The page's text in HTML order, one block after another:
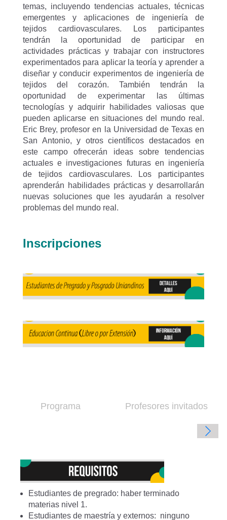
temas, incluyendo tendencias actuales, técnicas
emergentes y aplicaciones de ingeniería de
tejidos cardiovasculares. Los participantes
tendrán la oportunidad de participar en
actividades prácticas y trabajar con instructores
experimentados para aplicar la teoría y aprender a
diseñar y conducir experimentos de ingeniería de
tejidos del corazón. También tendrán la
oportunidad de experimentar las últimas
tecnologías y adquirir habilidades valiosas que
pueden aplicarse en situaciones del mundo real.
Eric Brey, profesor en la Universidad de Texas en
San Antonio, y otros científicos destacados en
este campo ofrecerán ideas sobre tendencias
actuales e investigaciones futuras en ingeniería
de tejidos cardiovasculares. Los participantes
aprenderán habilidades prácticas y desarrollarán
nuevas soluciones que les ayudarán a resolver
problemas del mundo real.
Inscripciones
Programa Profesores invitados
Estudiantes de pregrado: haber terminado
materias nivel 1.
Estudiantes de maestría y externos: ninguno